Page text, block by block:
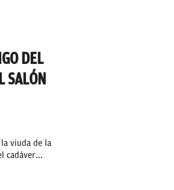
DEL
SALÓN
viuda de la
cadáver...